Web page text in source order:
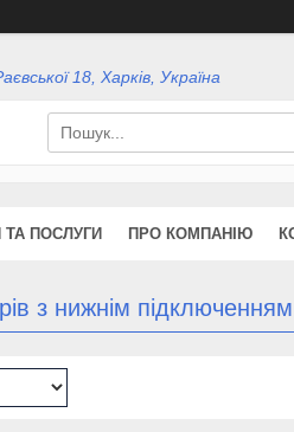
18, Харків, Україна
ПОСЛУГИ ПРО КОМПАНІЮ
з нижнім підключенням